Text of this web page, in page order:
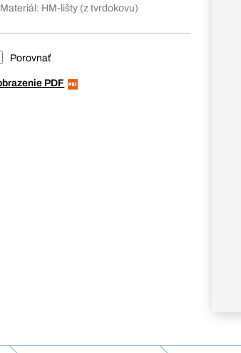
Materiál: HM-lišty (z tvrdokovu)
Porovnať
PDF